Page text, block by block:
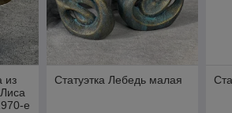
из
е
Статуэтка Лебедь малая